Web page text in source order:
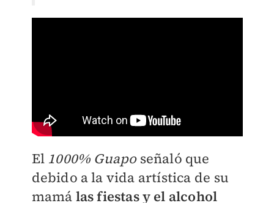
El1000% Guaposeñaló que
debido a la vida artística de su
mamá las fiestas y el alcohol